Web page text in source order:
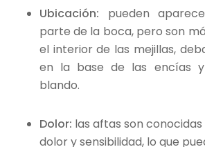
Ubicación: pueden
parte de la boca, pero son
el interior de las mejillas,
en la base de las encías
blando.
Dolor: las aftas son
dolor y sensibilidad, lo que